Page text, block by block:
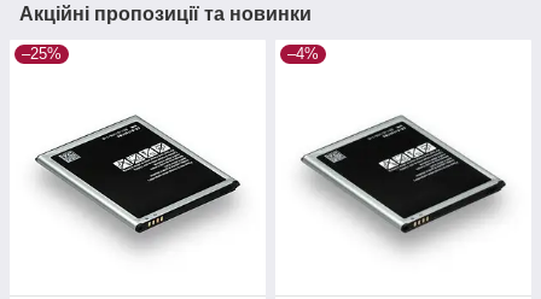
Акційні пропозиції та новинки
–25% –4%